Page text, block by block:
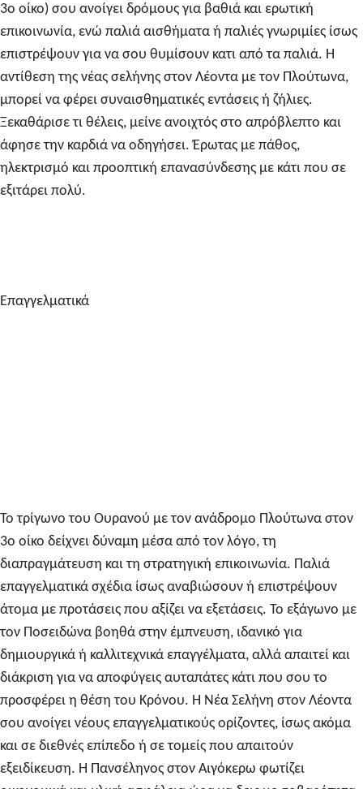
3ο οίκο) σου ανοίγει δρόμους για βαθιά και ερωτική
επικοινωνία, ενώ παλιά αισθήματα ή παλιές γνωριμίες ίσως
επιστρέψουν για να σου θυμίσουν κατι από τα παλιά. Η
αντίθεση της νέας σελήνης στον Λέοντα με τον Πλούτωνα,
μπορεί να φέρει συναισθηματικές εντάσεις ή ζήλιες.
Ξεκαθάρισε τι θέλεις, μείνε ανοιχτός στο απρόβλεπτο και
άφησε την καρδιά να οδηγήσει. Έρωτας με πάθος,
ηλεκτρισμό και προοπτική επανασύνδεσης με κάτι που σε
εξιτάρει πολύ.
Επαγγελματικά
Το τρίγωνο του Ουρανού με τον ανάδρομο Πλούτωνα στον
3ο οίκο δείχνει δύναμη μέσα από τον λόγο, τη
διαπραγμάτευση και τη στρατηγική επικοινωνία. Παλιά
επαγγελματικά σχέδια ίσως αναβιώσουν ή επιστρέψουν
άτομα με προτάσεις που αξίζει να εξετάσεις. Το εξάγωνο με
τον Ποσειδώνα βοηθά στην έμπνευση, ιδανικό για
δημιουργικά ή καλλιτεχνικά επαγγέλματα, αλλά απαιτεί και
διάκριση για να αποφύγεις αυταπάτες κάτι που σου το
προσφέρει η θέση του Κρόνου. Η Νέα Σελήνη στον Λέοντα
σου ανοίγει νέους επαγγελματικούς ορίζοντες, ίσως ακόμα
και σε διεθνές επίπεδο ή σε τομείς που απαιτούν
εξειδίκευση. Η Πανσέληνος στον Αιγόκερω φωτίζει